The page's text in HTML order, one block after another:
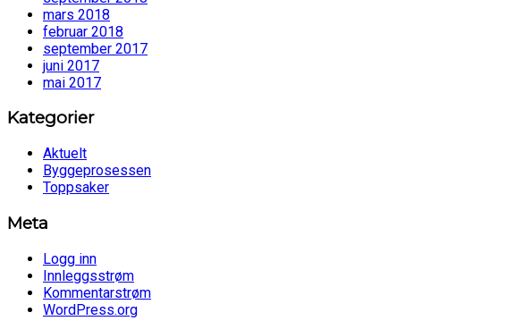
mars 2018
februar 2018
september 2017
juni 2017
mai 2017
Kategorier
Aktuelt
Byggeprosessen
Toppsaker
Meta
Logg inn
Innleggsstrøm
Kommentarstrøm
WordPress.org